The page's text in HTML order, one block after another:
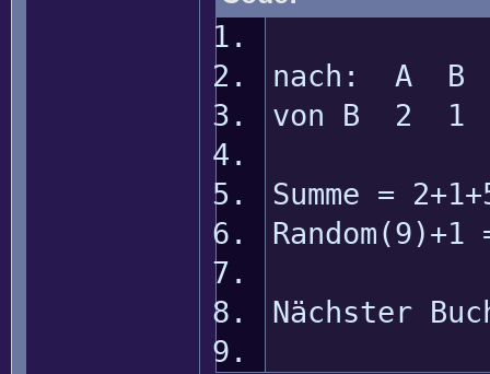
nach: A
von B 2
Summe =
Random(9)+1
Nächster